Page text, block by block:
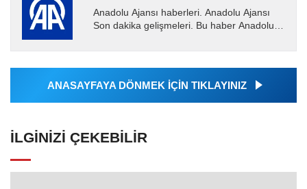
Anadolu Ajansı haberleri. Anadolu Ajansı
Son dakika gelişmeleri. Bu haber Anadolu
Ajansı tarafından...
ANASAYFAYA DÖNMEK İÇİN TIKLAYINIZ
İLGINIZI ÇEKEBILIR